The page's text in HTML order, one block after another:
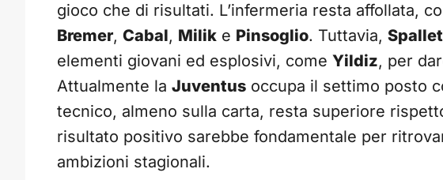
gioco che di risultati. L’infermeria resta affollata,
Bremer, Cabal, Milik e Pinsoglio. Tuttavia,
elementi giovani ed esplosivi, come Yildiz, per
Attualmente la Juventus occupa il settimo posto
tecnico, almeno sulla carta, resta superiore
risultato positivo sarebbe fondamentale per
ambizioni stagionali.